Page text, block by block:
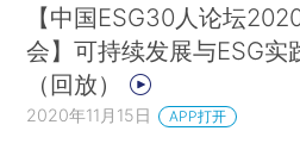
起，是国内首家成立并深具
和专业行业交流平台，旨
究、行业实践、国际交流四
【中国ESG30人论坛
会】可持续发展与ESG实
（回放）
2020年11月15日 APP打开